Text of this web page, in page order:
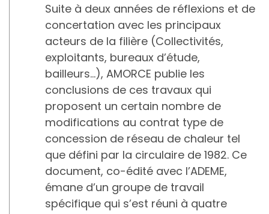
Suite à deux années de réflexions et de
concertation avec les principaux
acteurs de la filière (Collectivités,
exploitants, bureaux d’étude,
bailleurs…), AMORCE publie les
conclusions de ces travaux qui
proposent un certain nombre de
modifications au contrat type de
concession de réseau de chaleur tel
que défini par la circulaire de 1982. Ce
document, co-édité avec l’ADEME,
émane d’un groupe de travail
spécifique qui s’est réuni à quatre